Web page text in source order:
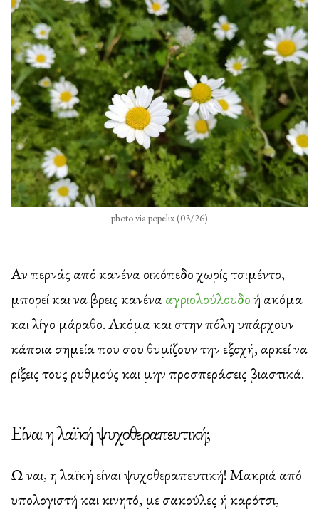
photo via popelix (03/26)
Αν περνάς από κανένα οικόπεδο χωρίς τσιμέντο,
μπορεί και να βρεις κανένααγριολούλουδοή ακόμα
και λίγο μάραθο. Ακόμα και στην πόλη υπάρχουν
κάποια σημεία που σου θυμίζουν την εξοχή, αρκεί να
ρίξεις τους ρυθμούς και μην προσπεράσεις βιαστικά.
Είναι η λαϊκή ψυχοθεραπευτική;
Ω ναι, η λαϊκή είναι ψυχοθεραπευτική! Μακριά από
υπολογιστή και κινητό, με σακούλες ή καρότσι,